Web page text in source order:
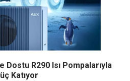
Dostu R290 Isı Pompalarıyla
Katıyor